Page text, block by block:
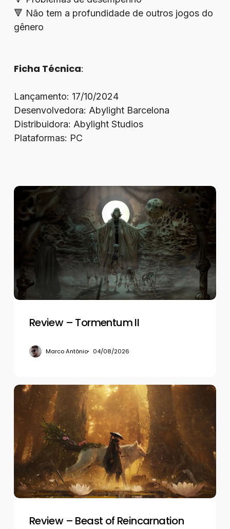
🔻 Não tem a profundidade de outros jogos do
gênero
Ficha Técnica:
Lançamento: 17/10/2024
Desenvolvedora: Abylight Barcelona
Distribuidora: Abylight Studios
Plataformas: PC
Review
Tormentum
Review – Tormentum II
Marco Antônio 04/08/2026
Review
–
Beast
Reincarnation
Review – Beast of Reincarnation